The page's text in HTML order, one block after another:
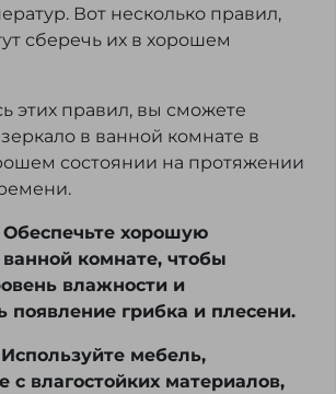
Вот несколько правил,
сберечь их в хорошем
этих правил, вы сможете
в ванной комнате в
состоянии на протяжении
хорошую
комнате, чтобы
влажности и
появление грибка и плесени.
мебель,
с влагостойких материалов,